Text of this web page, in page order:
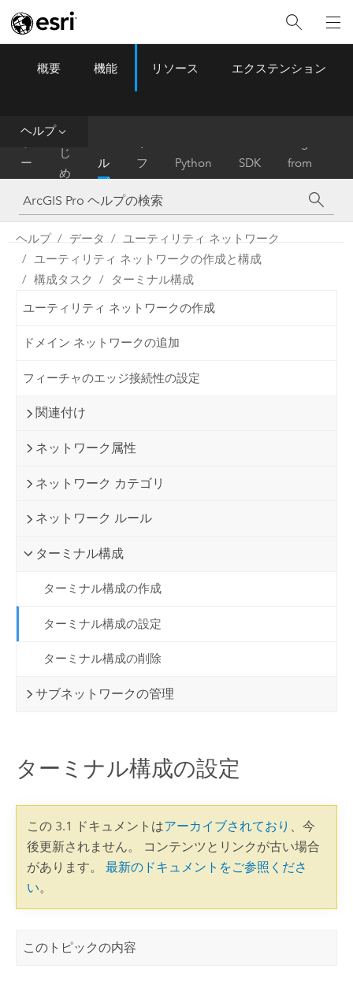
ArcGIS Pro Menu
概要 機能 リソース エクステンション
ヘルプ
ー
ム
は
じ
め
に
ル
プ
フ
ァ
レ
ン
Python SDK
from
ArcMap
ヘルプ データ
ユーティリティ ネットワーク
ユーティリティ ネットワークの作成と構成
構成タスク
ターミナル構成
ユーティリティ ネットワークの作成
ドメイン ネットワークの追加
フィーチャのエッジ接続性の設定
関連付け
ネットワーク属性
ネットワーク カテゴリ
ネットワーク ルール
ターミナル構成
ターミナル構成の作成
ターミナル構成の設定
ターミナル構成の削除
サブネットワークの管理
ターミナル構成の設定
この 3.1 ドキュメントはアーカイブされており 、今
後更新されません。 コンテンツとリンクが古い場合
があります。 最新のドキュメントをご参照くださ
い。
このトピックの内容